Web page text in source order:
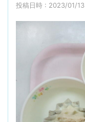
投稿日時 : 2023/01/13